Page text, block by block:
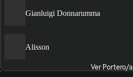
Gianluigi Donnarumma
Alisson
Ver Portero/a